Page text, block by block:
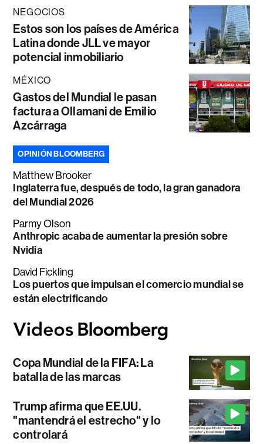
NEGOCIOS
Estos son los países de América
Latina donde JLL ve mayor
potencial inmobiliario
MÉXICO
Gastos del Mundial le pasan
factura a Ollamani de Emilio
Azcárraga
OPINIÓN BLOOMBERG
Matthew Brooker
Inglaterra fue, después de todo, la gran ganadora
del Mundial 2026
Parmy Olson
Anthropic acaba de aumentar la presión sobre
Nvidia
David Fickling
Los puertos que impulsan el comercio mundial se
están electrificando
Copa Mundial de la FIFA: La
batalla de las marcas
Trump afirma que EE.UU.
"mantendrá el estrecho" y lo
controlará